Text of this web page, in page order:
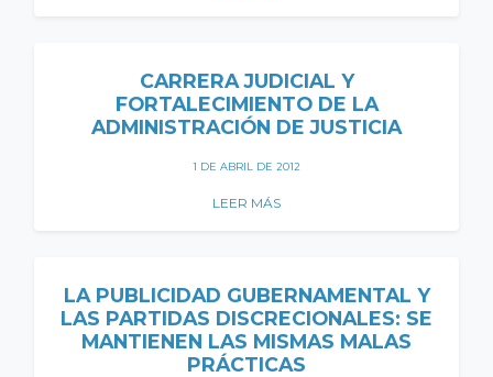
CARRERA JUDICIAL Y
FORTALECIMIENTO DE LA
ADMINISTRACIÓN DE JUSTICIA
1 DE ABRIL DE 2012
LEER MÁS
LA PUBLICIDAD GUBERNAMENTAL Y
LAS PARTIDAS DISCRECIONALES: SE
MANTIENEN LAS MISMAS MALAS
PRÁCTICAS